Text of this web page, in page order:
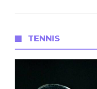
TENNIS